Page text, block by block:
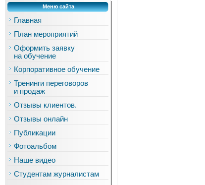
Меню сайта
Главная
План мероприятий
Оформить заявку
на обучение
Корпоративное обучение
Тренинги переговоров
и продаж
Отзывы клиентов.
Отзывы онлайн
Публикации
Фотоальбом
Наше видео
Студентам журналистам